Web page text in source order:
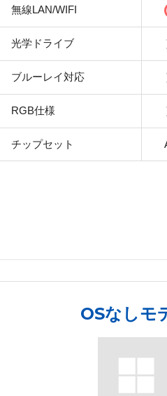
無線LAN/WIFI
光学ドライブ
ブルーレイ対応
RGB仕様
チップセット
OSなしモ